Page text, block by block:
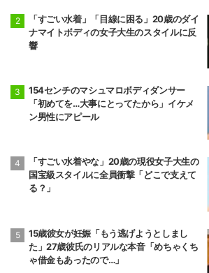
「すごい水着」「目線に困る」20歳のダイ
ナマイトボディの女子大生のスタイルに反
響
154センチのマシュマロボディダンサー
「初めてを…大事にとってたから」イケメ
ン男性にアピール
「すごい水着やな」20歳の現役女子大生の
国宝級スタイルに全員衝撃「どこで支えて
る？」
15歳彼女が妊娠「もう逃げようとしまし
た」27歳彼氏のリアルな本音「めちゃくち
ゃ借金もあったので…」